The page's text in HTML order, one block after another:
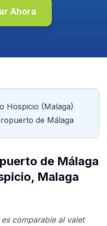
Ahora
Hospicio (Malaga)
de Málaga
de Málaga
Malaga
comparable al valet